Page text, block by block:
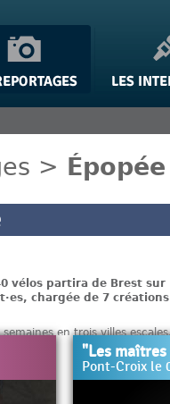
>
vélos partira de Brest
chargée de 7
en trois villes
territoire, mêlant art de la
à vélo (sans voiture-
de vélos générateurs,
du spectacle
"Les
Pont-Croix le